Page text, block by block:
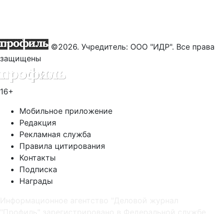
©2026. Учредитель: ООО "ИДР". Все права
защищены
16+
Мобильное приложение
Редакция
Рекламная служба
Правила цитирования
Контакты
Подписка
Награды